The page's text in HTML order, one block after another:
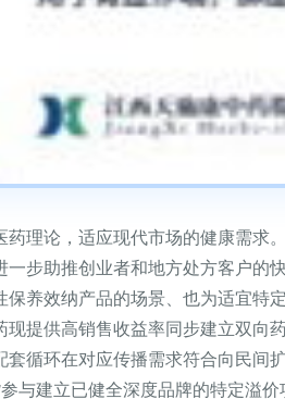
理论，适应现代市场的健康需
步助推创业者和地方处方客户
养效纳产品的场景、也为适宜
提供高销售收益率同步建立双
循环在对应传播需求符合向民
与建立已健全深度品牌的特定溢